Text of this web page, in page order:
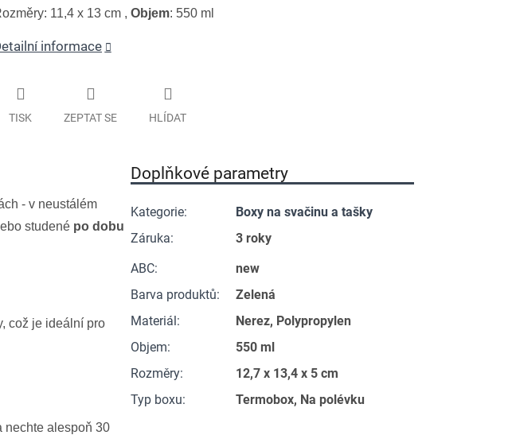
11,4 x 13 cm , Objem: 550 ml
informace
TISK ZEPTAT SE HLÍDAT
- v neustálém
studené po dobu
což je ideální pro
nechte alespoň 30
Doplňkové parametry
Kategorie:
Boxy na svačinu a tašky
Záruka:
3 roky
ABC:
new
Barva produktů:
Zelená
Materiál :
Nerez, Polypropylen
Objem:
550 ml
Rozměry:
12,7 x 13,4 x 5 cm
Typ boxu: Termobox, Na polévku